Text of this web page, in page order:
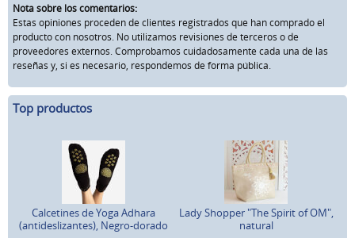
Nota sobre los comentarios:
Estas opiniones proceden de clientes registrados que han comprado el
producto con nosotros. No utilizamos revisiones de terceros o de
proveedores externos. Comprobamos cuidadosamente cada una de las
reseñas y, si es necesario, respondemos de forma pública.
Top productos
Calcetines de Yoga Adhara
(antideslizantes), Negro-dorado
Lady Shopper "The Spirit of OM",
natural